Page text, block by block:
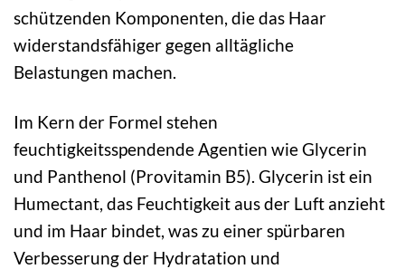
schützenden Komponenten, die das Haar
widerstandsfähiger gegen alltägliche
Belastungen machen.
Im Kern der Formel stehen
feuchtigkeitsspendende Agentien wie Glycerin
und Panthenol (Provitamin B5). Glycerin ist ein
Humectant, das Feuchtigkeit aus der Luft anzieht
und im Haar bindet, was zu einer spürbaren
Verbesserung der Hydratation und